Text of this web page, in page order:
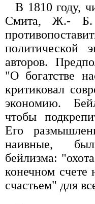
В 1810 году,
Смита, Ж.- Б.
политической
авторов.
"О богатстве
критиковал
экономию.
чтобы
Его
наивные,
бейлизма:
конечном счете
счастьем" для